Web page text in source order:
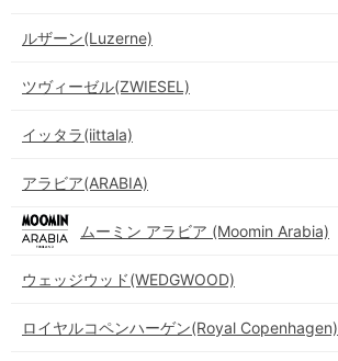
ルザーン(Luzerne)
ツヴィーゼル(ZWIESEL)
イッタラ(iittala)
アラビア(ARABIA)
ムーミン アラビア (Moomin Arabia)
ウェッジウッド(WEDGWOOD)
ロイヤルコペンハーゲン(Royal Copenhagen)